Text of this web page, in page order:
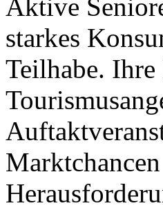
Aktive
starkes
Teilhabe.